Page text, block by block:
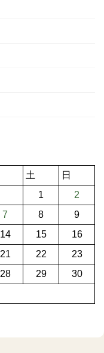
土
日
1
2
7 8
9
14 15
16
21 22
23
28 29
30